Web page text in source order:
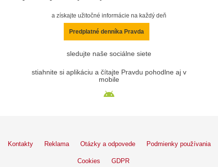
a získajte užitočné informácie na každý deň
Predplatné denníka Pravda
sledujte naše sociálne siete
stiahnite si aplikáciu a čítajte Pravdu pohodlne aj v
mobile
Kontakty Reklama Otázky a odpovede Podmienky používania
Cookies GDPR